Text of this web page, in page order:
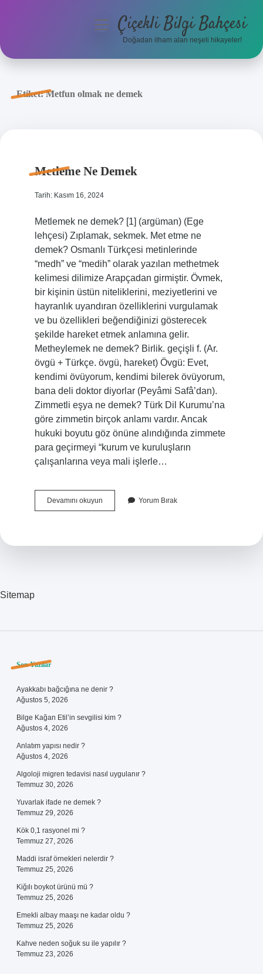
Anasayfa
menüyüÇiçekli Bilgi Bahçesi
Doğadan ilham alan neşeli hikayeler!
Etiket:Metfun olmak ne demek
Metleme Ne Demek
Tarih: Kasım 16, 2024
Metlemek ne demek? [1] (argüman) (Ege
lehçesi) Zıplamak, sekmek. Met etme ne
demek? Osmanlı Türkçesi metinlerinde
“medh” ve “medih” olarak yazılan methetmek
kelimesi dilimize Arapçadan girmiştir. Övmek,
bir kişinin üstün niteliklerini, meziyetlerini ve
hayranlık uyandıran özelliklerini vurgulamak
ve bu özellikleri beğendiğinizi gösterecek
şekilde hareket etmek anlamına gelir.
Metheylemek ne demek? Birlik. geçişli f. (Ar.
övgü + Türkçe. övgü, hareket) Övgü: Evet,
kendimi övüyorum, kendimi bilerek övüyorum,
bana deli doktor diyorlar (Peyâmi Safâ’dan).
Zimmetli eşya ne demek? Türk Dil Kurumu’na
göre zimmetin birçok anlamı vardır. Ancak
hukuki boyutu göz önüne alındığında zimmete
para geçirmeyi “kurum ve kuruluşların
çalışanlarına veya mali işlerle…
Devamını okuyunMetleme
Ne
Yorum Bırak
Sitemap
Sidebar
Son Yazılar
Ayakkabı bağcığına ne denir ?
Ağustos 5, 2026
Bilge Kağan Etil’in sevgilisi kim ?
Ağustos 4, 2026
Anlatım yapısı nedir ?
Ağustos 4, 2026
Algoloji migren tedavisi nasıl uygulanır ?
Temmuz 30, 2026
Yuvarlak ifade ne demek ?
Temmuz 29, 2026
Kök 0,1 rasyonel mi ?
Temmuz 27, 2026
Maddi israf örnekleri nelerdir ?
Temmuz 25, 2026
Kiğılı boykot ürünü mü ?
Temmuz 25, 2026
Emekli albay maaşı ne kadar oldu ?
Temmuz 25, 2026
Kahve neden soğuk su ile yapılır ?
Temmuz 23, 2026